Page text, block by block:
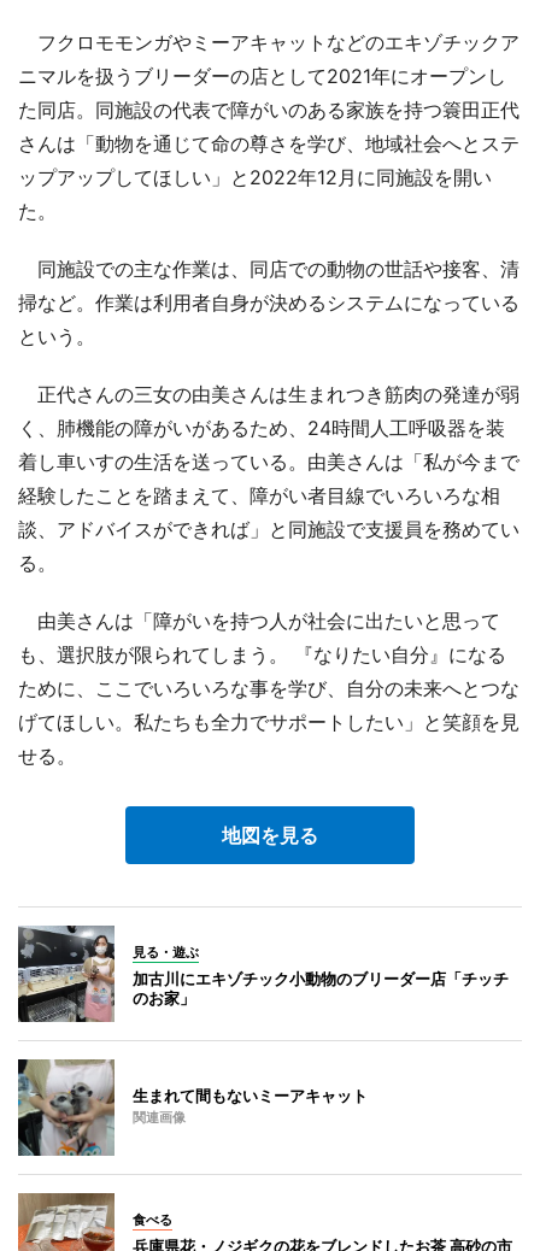
フクロモモンガやミーアキャットなどのエキゾチックア
ニマルを扱うブリーダーの店として2021年にオープンし
た同店。同施設の代表で障がいのある家族を持つ簑田正代
さんは「動物を通じて命の尊さを学び、地域社会へとステ
ップアップしてほしい」と2022年12月に同施設を開い
た。
同施設での主な作業は、同店での動物の世話や接客、清
掃など。作業は利用者自身が決めるシステムになっている
という。
正代さんの三女の由美さんは生まれつき筋肉の発達が弱
く、肺機能の障がいがあるため、24時間人工呼吸器を装
着し車いすの生活を送っている。由美さんは「私が今まで
経験したことを踏まえて、障がい者目線でいろいろな相
談、アドバイスができれば」と同施設で支援員を務めてい
る。
由美さんは「障がいを持つ人が社会に出たいと思って
も、選択肢が限られてしまう。 『なりたい自分』になる
ために、ここでいろいろな事を学び、自分の未来へとつな
げてほしい。私たちも全力でサポートしたい」と笑顔を見
せる。
地図を見る
見る・遊ぶ
加古川にエキゾチック小動物のブリーダー店「チッチ
のお家」
生まれて間もないミーアキャット
関連画像
食べる
兵庫県花・ノジギクの花をブレンドしたお茶 高砂の市